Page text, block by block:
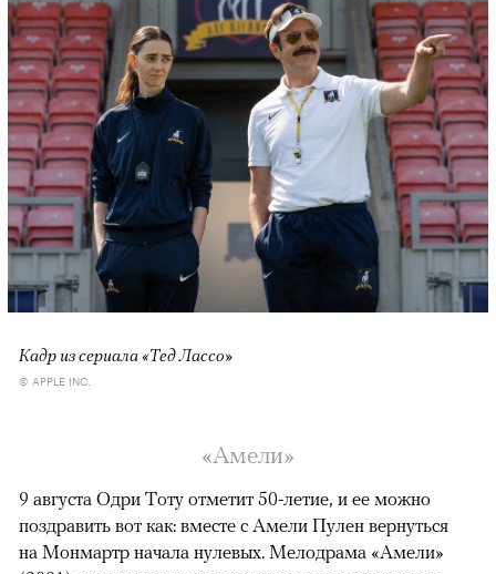
Кадр из сериала «Тед Лассо»
© APPLE INC.
«Амели»
9 августа Одри Тоту отметит 50-летие, и ее можно
поздравить вот как: вместе с Амели Пулен вернуться
на Монмартр начала нулевых. Мелодрама «Амели»